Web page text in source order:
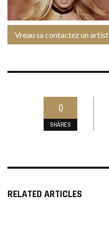
Vreau sa contactez un artist
0
SHARES
RELATED ARTICLES